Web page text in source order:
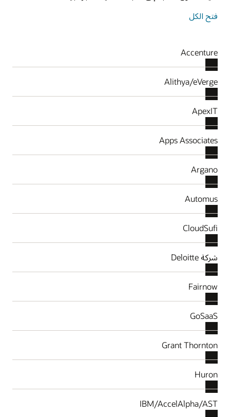
فتح الكل
Accenture
Alithya/eVerge
ApexIT
Apps Associates
Argano
Automus
CloudSufi
شركة Deloitte
Fairnow
GoSaaS
Grant Thornton
Huron
IBM/AccelAlpha/AST